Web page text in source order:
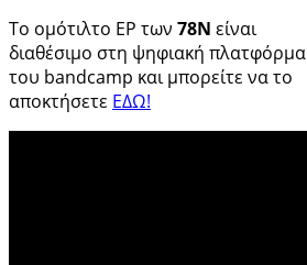
Το ομότιλτο EP των 78Ν είναι
διαθέσιμο στη ψηφιακή πλατφόρμα
του bandcamp και μπορείτε να το
αποκτήσετε ΕΔΩ!